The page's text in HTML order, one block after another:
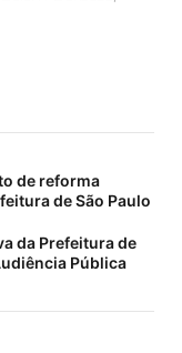
de reforma
de São Paulo
da Prefeitura de
Pública